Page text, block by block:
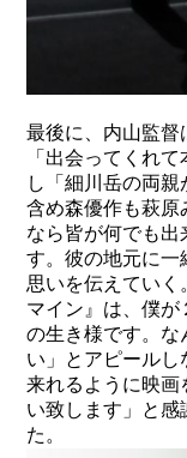
最後に、内山監督
「出会ってくれ
し「細川岳の両
含め森優作も萩原
なら皆が何でも出
す。彼の地元に一
思いを伝えていく
マイン』は、僕が
の生き様です。な
い」とアピールし
来れるように映画
い致します」と感
た。